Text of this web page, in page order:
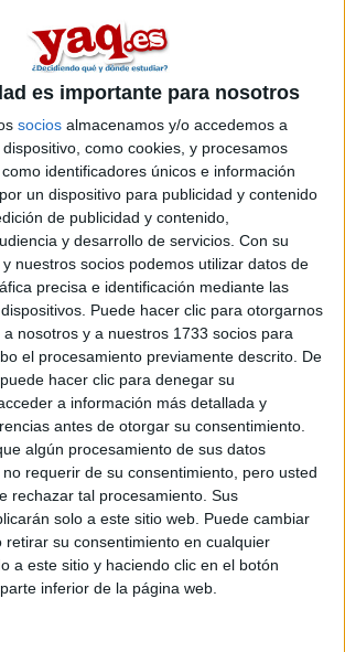
es importante para nosotros
socios almacenamos y/o accedemos a
como cookies, y procesamos
identificadores únicos e información
un dispositivo para publicidad y contenido
de publicidad y contenido,
y desarrollo de servicios. Con su
nuestros socios podemos utilizar datos de
precisa e identificación mediante las
Puede hacer clic para otorgarnos
nosotros y a nuestros 1733 socios para
el procesamiento previamente descrito. De
hacer clic para denegar su
a información más detallada y
antes de otorgar su consentimiento.
algún procesamiento de sus datos
requerir de su consentimiento, pero usted
rechazar tal procesamiento. Sus
solo a este sitio web. Puede cambiar
retirar su consentimiento en cualquier
a este sitio y haciendo clic en el botón
inferior de la página web.
en Diseño
(Universidad Privada)
Pídeles información ¡GRATIS!
Presencial |Madrid
en
DE DISEñO, INNOVACIóN Y
Privada)
Pídeles información ¡GRATIS!
Presencial |
en
Diseño Industrial
DE MADRID (Universidad
Pídeles información ¡GRATIS!